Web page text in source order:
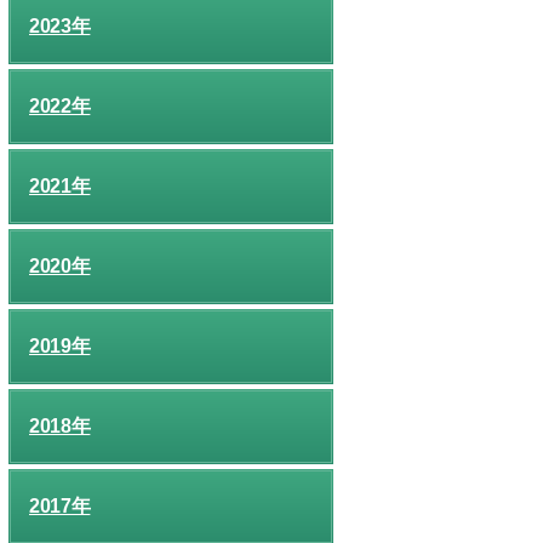
2023年
2022年
2021年
2020年
2019年
2018年
2017年